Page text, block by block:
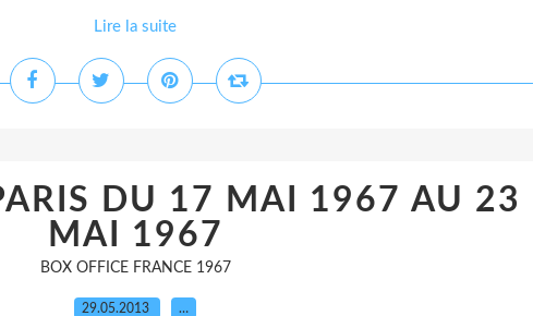
Lire la suite
DU 17 MAI 1967 AU 23
MAI 1967
BOX OFFICE FRANCE 1967
29.05.2013 …